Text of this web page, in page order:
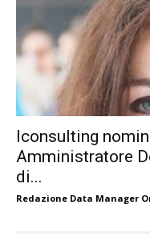
Iconsulting
Amministratore
di...
Redazione Data Manager